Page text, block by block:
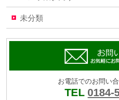
未分類
お電話でのお問い
TEL 0184-